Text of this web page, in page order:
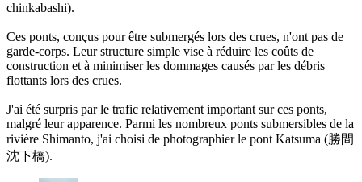
chinkabashi).
Ces ponts, conçus pour être submergés lors des crues, n'ont pas de
garde-corps. Leur structure simple vise à réduire les coûts de
construction et à minimiser les dommages causés par les débris
flottants lors des crues.
J'ai été surpris par le trafic relativement important sur ces ponts,
malgré leur apparence. Parmi les nombreux ponts submersibles de la
rivière Shimanto, j'ai choisi de photographier le pont Katsuma (勝間
沈下橋).